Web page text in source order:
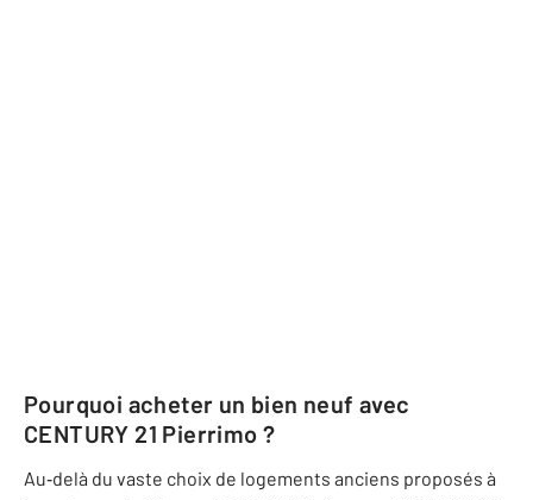
Pourquoi acheter un bien neuf avec
CENTURY 21 Pierrimo ?
Au‐delà du vaste choix de logements anciens proposés à